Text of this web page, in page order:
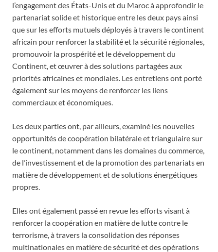
l’engagement des États-Unis et du Maroc à approfondir le
partenariat solide et historique entre les deux pays ainsi
que sur les efforts mutuels déployés à travers le continent
africain pour renforcer la stabilité et la sécurité régionales,
promouvoir la prospérité et le développement du
Continent, et œuvrer à des solutions partagées aux
priorités africaines et mondiales. Les entretiens ont porté
également sur les moyens de renforcer les liens
commerciaux et économiques.
Les deux parties ont, par ailleurs, examiné les nouvelles
opportunités de coopération bilatérale et triangulaire sur
le continent, notamment dans les domaines du commerce,
de l’investissement et de la promotion des partenariats en
matière de développement et de solutions énergétiques
propres.
Elles ont également passé en revue les efforts visant à
renforcer la coopération en matière de lutte contre le
terrorisme, à travers la consolidation des réponses
multinationales en matière de sécurité et des opérations